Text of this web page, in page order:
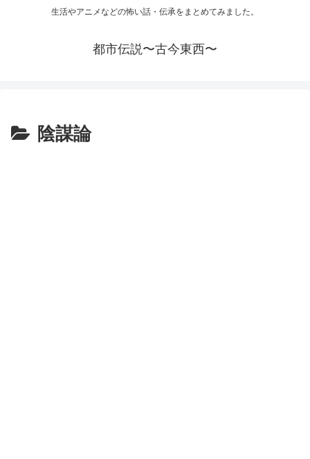
生活やアニメなどの怖い話・伝承をまとめてみました。
都市伝説〜古今東西〜
陰謀論